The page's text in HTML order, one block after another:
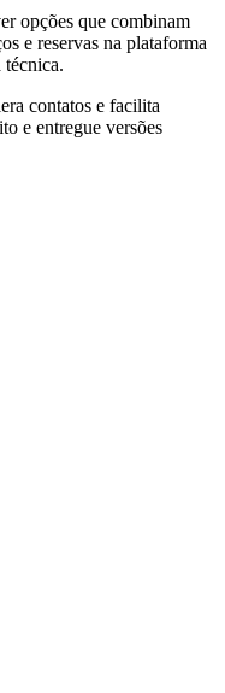
opções que combinam
e reservas na plataforma
contatos e facilita
e entregue versões